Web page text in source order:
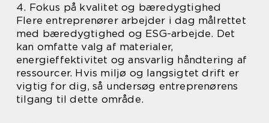
4. Fokus på kvalitet og bæredygtighed
Flere entreprenører arbejder i dag målrettet
med bæredygtighed og ESG-arbejde. Det
kan omfatte valg af materialer,
energieffektivitet og ansvarlig håndtering af
ressourcer. Hvis miljø og langsigtet drift er
vigtig for dig, så undersøg entreprenørens
tilgang til dette område.